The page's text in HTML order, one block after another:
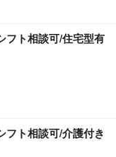
フト相談可/住宅型有
フト相談可/介護付き